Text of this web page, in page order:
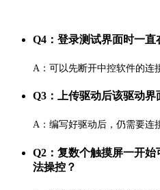
Q4：登录测试界面时一直
A：可以先断开中控软件的连
Q3：上传驱动后该驱动界
A：编写好驱动后，仍需要连
Q2：复数个触摸屏一开
法操控？